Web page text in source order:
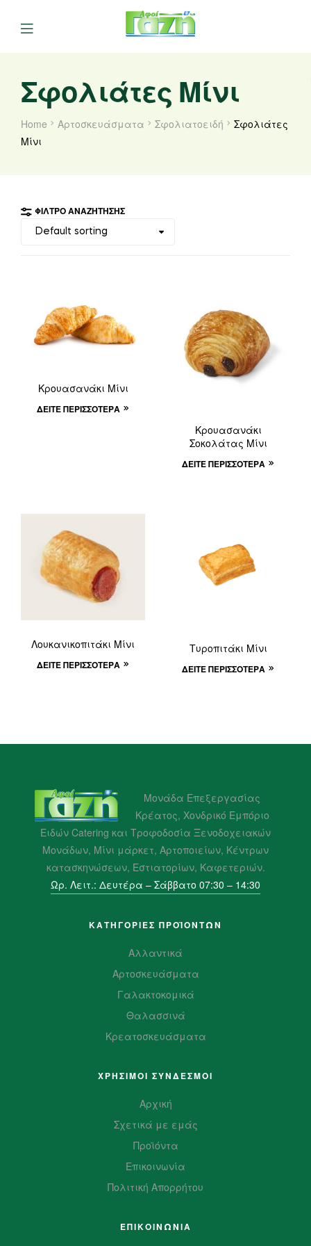
Σφολιάτες Μίνι
Home Αρτοσκευάσματα Σφολιατοειδή
Σφολιάτες
Μίνι
ΦΊΛΤΡΟ ΑΝΑΖΉΤΗΣΗΣ
Κρουασανάκι Μίνι
ΔΕΊΤΕ ΠΕΡΙΣΣΌΤΕΡΑ
Κρουασανάκι
Σοκολάτας Μίνι
ΔΕΊΤΕ ΠΕΡΙΣΣΌΤΕΡΑ
Λουκανικοπιτάκι Μίνι
ΔΕΊΤΕ ΠΕΡΙΣΣΌΤΕΡΑ
Τυροπιτάκι Μίνι
ΔΕΊΤΕ ΠΕΡΙΣΣΌΤΕΡΑ
Μονάδα Επεξεργασίας
Κρέατος, Χονδρικό Εμπόριο
Ειδών Catering και Τροφοδοσία Ξενοδοχειακών
Μονάδων, Μίνι μάρκετ, Αρτοποιείων, Κέντρων
κατασκηνώσεων, Εστιατορίων, Καφετεριών.
Ωρ. Λειτ.: Δευτέρα – Σάββατο 07:30 – 14:30
ΚΑΤΗΓΟΡΙΕΣ ΠΡΟΪΌΝΤΩΝ
Αλλαντικά
Αρτοσκευάσματα
Γαλακτοκομικά
Θαλασσινά
Κρεατοσκευάσματα
ΧΡΗΣΙΜΟΙ ΣΥΝΔΕΣΜΟΙ
Αρχική
Σχετικά με εμάς
Προϊόντα
Επικοινωνία
Πολιτική Απορρήτου
ΕΠΙΚΟΙΝΩΝΙΑ